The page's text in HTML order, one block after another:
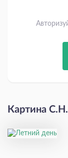
Картина